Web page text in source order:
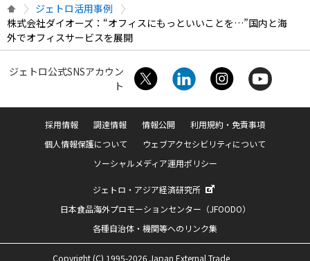
ジェトロ活用事例
株式会社ダイオーズ：“オフィスにもっといいことを…”国内と海
外でオフィスサービスを展開
ジェトロ公式SNSアカウン
ト
採用情報 調達情報 情報公開
利用規約・免責事項
個人情報保護について
ウェブアクセシビリティについて
ソーシャルメディア運用ポリシー
ジェトロ・アジア経済研究所
日本食品海外プロモーションセンター（JFOODO）
各種自治体・機関等へのリンク集
Copyright (C) 1995-2026 Japan External Trade